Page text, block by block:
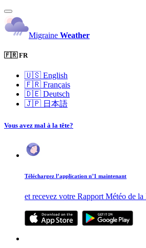
Migraine Weather
🇫🇷 FR
🇺🇸 English
🇫🇷 Français
🇩🇪 Deutsch
🇯🇵 日本語
Vous avez mal à la tête?
Téléchargez l’application n°1 maintenant
et recevez votre Rapport Météo de